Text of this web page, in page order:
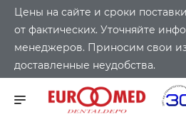
Цены на сайте и сроки
от фактических. Уточняйте
менеджеров. Приносим свои
доставленные неудобства.